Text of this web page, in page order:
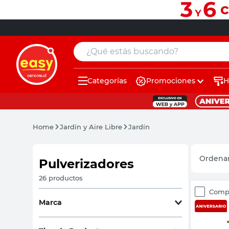
¿Qué estás buscando?
Categorías Promociones
Home Jardín y Aire Libre Jardín
Pulverizadores
26 productos
Marca
muebles
espejo